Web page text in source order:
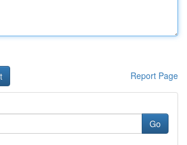
Report Page
Go